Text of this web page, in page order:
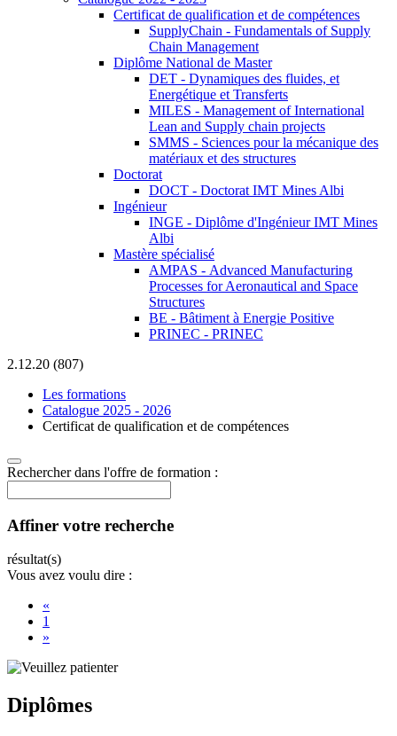
Certificat de qualification et de compétences
SupplyChain - Fundamentals of Supply
Chain Management
Diplôme National de Master
DET - Dynamiques des fluides, et
Energétique et Transferts
MILES - Management of International
Lean and Supply chain projects
SMMS - Sciences pour la mécanique des
matériaux et des structures
Doctorat
DOCT - Doctorat IMT Mines Albi
Ingénieur
INGE - Diplôme d'Ingénieur IMT Mines
Albi
Mastère spécialisé
AMPAS - Advanced Manufacturing
Processes for Aeronautical and Space
Structures
BE - Bâtiment à Energie Positive
PRINEC - PRINEC
2.12.20 (807)
Les formations
Catalogue 2025 - 2026
Certificat de qualification et de compétences
Rechercher dans l'offre de formation :
Affiner votre recherche
résultat(s)
Vous avez voulu dire :
«
1
»
Diplômes